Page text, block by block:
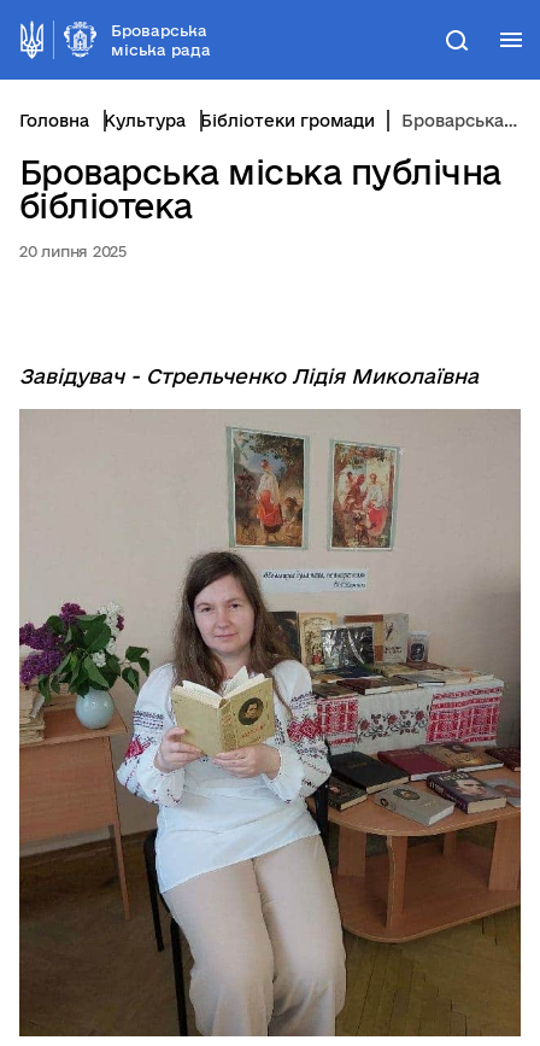
Броварська
міська рада
Пошук
Головна Культура Бібліотеки громади Броварська міська публічна бібліотека
Броварська міська публічна
бібліотека
20 липня 2025
Завідувач - Стрельченко Лідія Миколаївна